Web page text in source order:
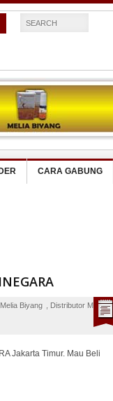
CARA GABUNG
Biyang
Distributor Melia
Jakarta Timur. Mau Beli